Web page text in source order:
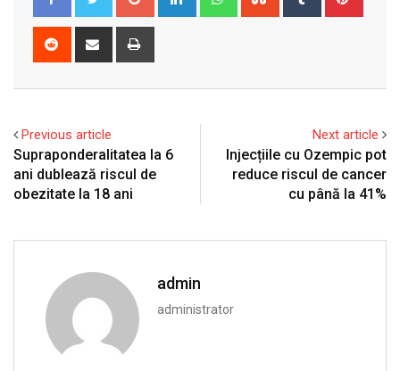
Reddit
Share
Previous article
Supraponderalitatea la 6
ani dublează riscul de
obezitate la 18 ani
Next article
Injecțiile cu Ozempic pot
reduce riscul de cancer
cu până la 41%
admin
administrator